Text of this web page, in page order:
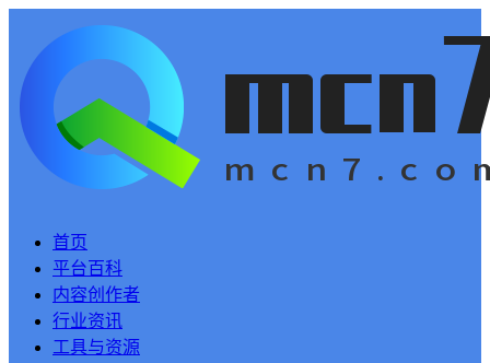
首页
平台百科
内容创作者
行业资讯
工具与资源